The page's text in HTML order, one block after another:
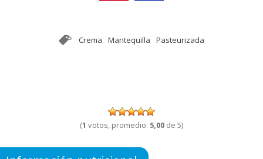
Crema Mantequilla Pasteurizada
(1 votos, promedio: 5,00 de 5)